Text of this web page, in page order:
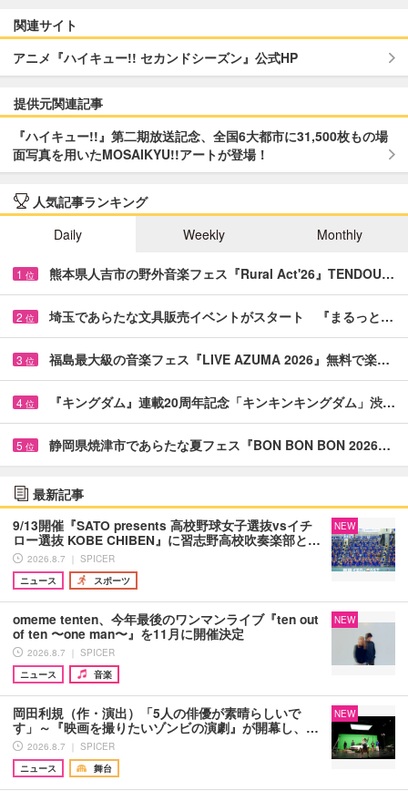
関連サイト
アニメ『ハイキュー!! セカンドシーズン』公式HP
提供元関連記事
『ハイキュー!!』第二期放送記念、全国6大都市に31,500枚もの場
面写真を用いたMOSAIKYU!!アートが登場！
人気記事ランキング
Daily
Weekly Monthly
1 位 熊本県人吉市の野外音楽フェス『Rural Act'26』TENDOU…
2 位 埼玉であらたな文具販売イベントがスタート 『まるっと…
3 位 福島最大級の音楽フェス『LIVE AZUMA 2026』無料で楽…
4 位 『キングダム』連載20周年記念「キンキンキングダム」渋…
5 位 静岡県焼津市であらたな夏フェス『BON BON BON 2026…
最新記事
9/13開催『SATO presents 高校野球女子選抜vsイチ
ロー選抜 KOBE CHIBEN』に習志野高校吹奏楽部と…
2026.8.7 ｜ SPICER
ニュース
スポーツ
NEW
omeme tenten、今年最後のワンマンライブ『ten out
of ten 〜one man〜』を11月に開催決定
2026.8.7 ｜ SPICER
ニュース
音楽
NEW
岡田利規（作・演出）「5人の俳優が素晴らしいで
す」～『映画を撮りたいゾンビの演劇』が開幕し、…
2026.8.7 ｜ SPICER
ニュース
舞台
NEW